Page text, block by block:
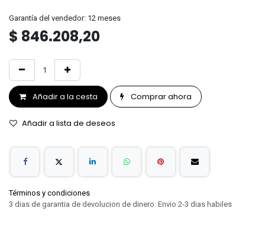
Garantía del vendedor: 12 meses
$ 846.208,20
Añadir a la cesta Comprar ahora
Añadir a lista de deseos
Términos y condiciones
3 dias de garantia de devolucion de dinero. Envio 2-3 dias habiles